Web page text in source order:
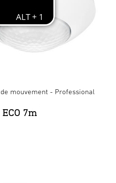
mouvement - Professional
7m